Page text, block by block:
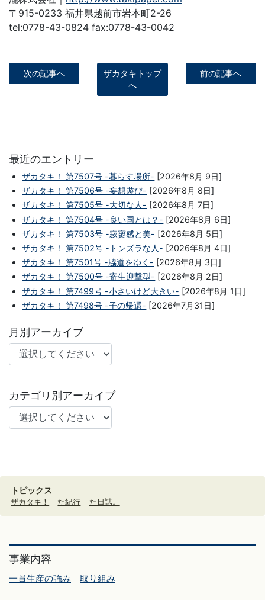
〒915-0233 福井県越前市岩本町2-26
tel:0778-43-0824 fax:0778-43-0042
次の記事へ
ザカタキトップ
へ
前の記事へ
最近のエントリー
ザカタキ！ 第7507号 -暮らす場所- [2026年8月 9日]
ザカタキ！ 第7506号 -妄想遊び- [2026年8月 8日]
ザカタキ！ 第7505号 -大切な人- [2026年8月 7日]
ザカタキ！ 第7504号 -良い国とは？- [2026年8月 6日]
ザカタキ！ 第7503号 -寂寥感と美- [2026年8月 5日]
ザカタキ！ 第7502号 -トンズラな人- [2026年8月 4日]
ザカタキ！ 第7501号 -脇道をゆく- [2026年8月 3日]
ザカタキ！ 第7500号 -寄生迎撃型- [2026年8月 2日]
ザカタキ！ 第7499号 -小さいけど大きい- [2026年8月 1日]
ザカタキ！ 第7498号 -子の帰還- [2026年7月31日]
月別アーカイブ
カテゴリ別アーカイブ
トピックス
ザカタキ！ た紀行 た日誌。
事業内容
一貫生産の強み 取り組み